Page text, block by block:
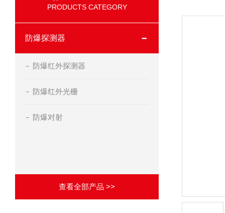
PRODUCTS CATEGORY
防爆探测器
防爆红外探测器
防爆红外光栅
防爆对射
查看全部产品 >>